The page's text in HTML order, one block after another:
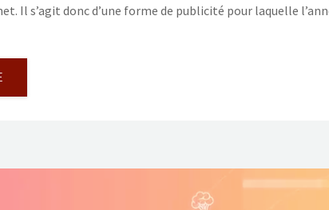
Il s’agit donc d’une forme de publicité pour laquelle